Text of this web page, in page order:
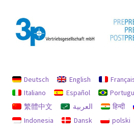
Перейти
навигации
Перейти
содержимому
My Account
Used machines
Deutsch English
Italiano
Español
繁體中文
العربية हिन्दी
Indonesia
Dansk polski